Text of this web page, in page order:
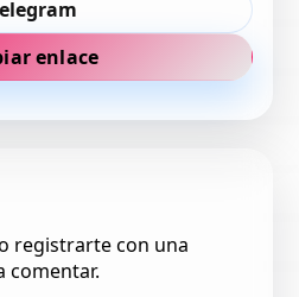
enlace
registrarte con una
comentar.